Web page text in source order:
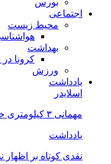
بورس
اجتماعی
محیط زیست
بهداشت
کرونا
ورزش
یادداشت
اسلایدر
مهمانی ۳ کیلومتری خرم آباد؛ کاری بزرگ با چند نقد کوچک
یادداشت
نقدی کوتاه بر